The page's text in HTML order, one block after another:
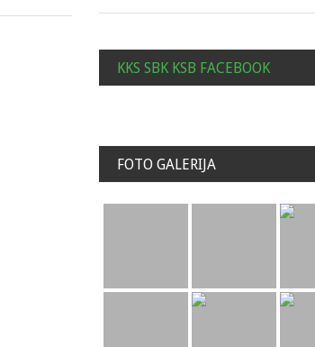
KKS SBK KSB FACEBOOK
FOTO GALERIJA